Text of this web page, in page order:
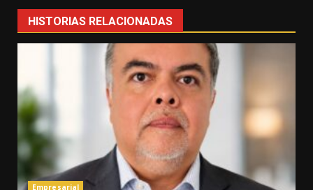
HISTORIAS RELACIONADAS
Empresarial